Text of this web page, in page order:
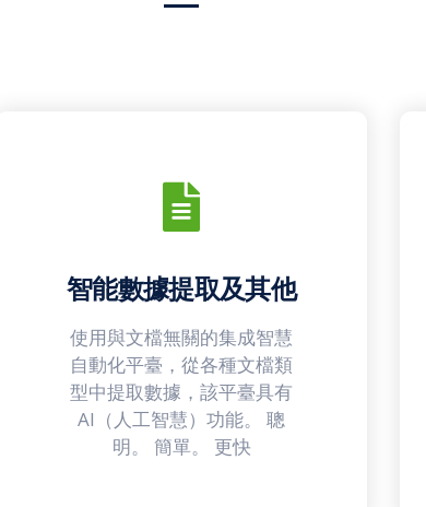
智能數據提取及其他
使用與文檔無關的集成智慧
自動化平臺，從各種文檔類
型中提取數據，該平臺具有
AI（人工智慧）功能。 聰
明。 簡單。 更快